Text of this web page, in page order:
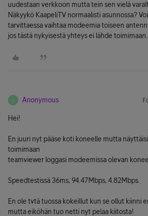
uudestaan verkkoon mutta tein sen vielä
Näkyykö KaapeliTV normaalisti asunnossa?
tarvittaessa vaihtaa modeemia toiseen
jos tästä nykyisestä yhteys ei lähde toimimaan.
A Anonymous
Hei!
En juuri nyt pääse koti koneelle mutta
toimimaan
teamviewer loggasi modeemissa olevan
Speedtestissä 36ms, 94.47Mbps, 4.82Mbps.
En ole tvtä tuossa kokeillut kun se ollut kiinni
mutta eiköhän tuo netti nyt pelaa kiitosta!